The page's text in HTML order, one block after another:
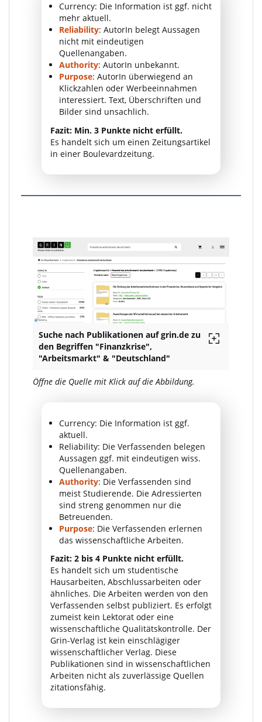
Currency: Die Information ist ggf. nicht
mehr aktuell.
Reliability: AutorIn belegt Aussagen
nicht mit eindeutigen
Quellenangaben.
Authority: AutorIn unbekannt.
Purpose: AutorIn überwiegend an
Klickzahlen oder Werbeeinnahmen
interessiert. Text, Überschriften und
Bilder sind unsachlich.
Fazit: Min. 3 Punkte nicht erfüllt.
Es handelt sich um einen Zeitungsartikel
in einer Boulevardzeitung.
Suche nach Publikationen auf grin.de zu
den Begriffen "Finanzkrise",
"Arbeitsmarkt" & "Deutschland"
Öffne die Quelle mit Klick auf die Abbildung.
Currency: Die Information ist ggf.
aktuell.
Reliability: Die Verfassenden belegen
Aussagen ggf. mit eindeutigen wiss.
Quellenangaben.
Authority: Die Verfassenden sind
meist Studierende. Die Adressierten
sind streng genommen nur die
Betreuenden.
Purpose: Die Verfassenden erlernen
das wissenschaftliche Arbeiten.
Fazit: 2 bis 4 Punkte nicht erfüllt.
Es handelt sich um studentische
Hausarbeiten, Abschlussarbeiten oder
ähnliches. Die Arbeiten werden von den
Verfassenden selbst publiziert. Es erfolgt
zumeist kein Lektorat oder eine
wissenschaftliche Qualitätskontrolle. Der
Grin-Verlag ist kein einschlägiger
wissenschaftlicher Verlag. Diese
Publikationen sind in wissenschaftlichen
Arbeiten nicht als zuverlässige Quellen
zitationsfähig.